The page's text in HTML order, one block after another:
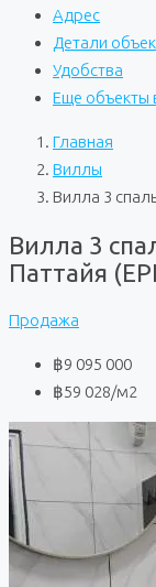
Адрес
Детали
Удобства
Еще объекты
Главная
Виллы
Вилла 3
Вилла 3
Паттайя
Продажа
฿9 095 000
฿59 028/м2